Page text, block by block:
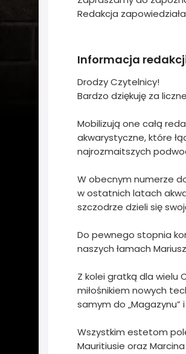
Redakcja
Informacja
Drodzy Czytelnicy!
Bardzo dziękuję za
Mobilizują one całą
akwarystyczne, które
najrozmaitszych
W obecnym numerze
w ostatnich latach
szczodrze dzieli się
Do pewnego stopnia
naszych łamach
Z kolei gratką dla wielu
miłośnikiem nowych
samym do
Wszystkim estetom
Mauritiusie oraz